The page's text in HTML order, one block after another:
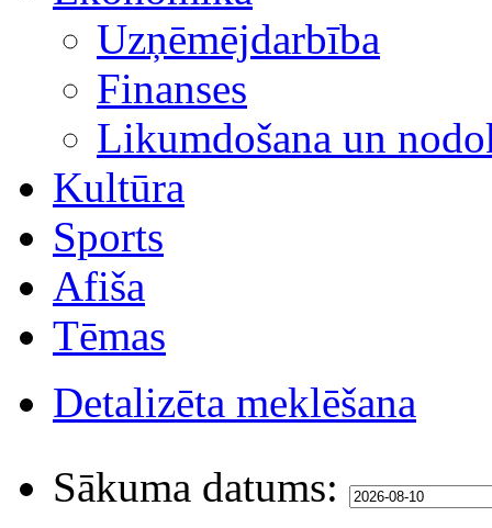
Uzņēmējdarbība
Finanses
Likumdošana un
Kultūra
Sports
Afiša
Tēmas
Detalizēta meklēšana
Sākuma datums: